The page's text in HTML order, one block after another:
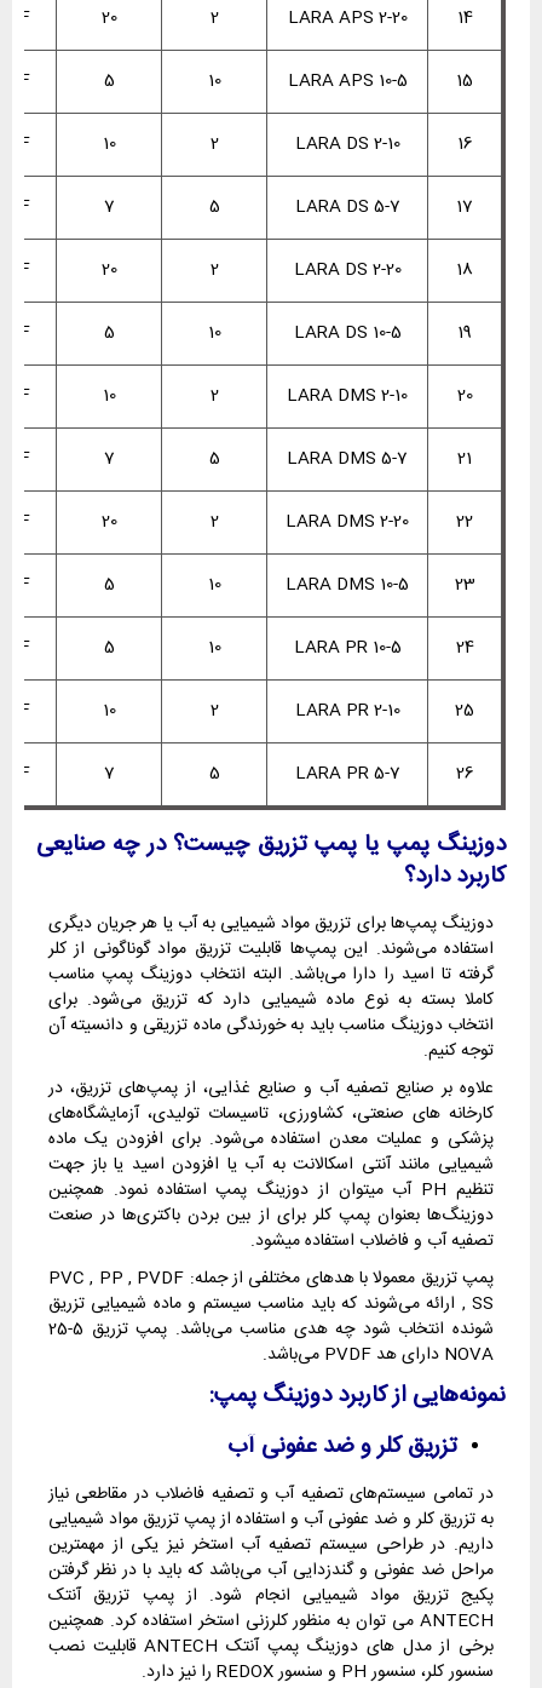
14
LARA APS 2-20
2
20
15
LARA APS 10-5
10
5
16
LARA DS 2-10
2
10
17
LARA DS 5-7
5
7
18
LARA DS 2-20
2
20
19
LARA DS 10-5
10
5
20
LARA DMS 2-10
2
10
21
LARA DMS 5-7
5
7
22
LARA DMS 2-20
2
20
23
LARA DMS 10-5
10
5
24
LARA PR 10-5
10
5
25
LARA PR 2-10
2
10
26
LARA PR 5-7
5
7
دوزینگ پمپ یا پمپ تزریق چیست؟ در چه صنایعی
کاربرد دارد؟
دوزینگ پمپ‌ها برای تزریق مواد شیمیایی به آب یا هر جریان دیگری
استفاده می‌شوند. این پمپ‌ها قابلیت تزریق مواد گوناگونی از کلر
گرفته تا اسید را دارا می‌باشد. البته انتخاب دوزینگ پمپ مناسب
کاملا بسته به نوع ماده شیمیایی دارد که تزریق می‌شود. برای
انتخاب دوزینگ مناسب باید به خورندگی ماده تزریقی و دانسیته آن
توجه کنیم.
علاوه بر صنایع تصفیه آب و صنایع غذایی، از پمپ‌های تزریق، در
کارخانه های صنعتی، کشاورزی، تاسیسات تولیدی، آزمایشگاه‌های
پزشکی و عملیات معدن استفاده می‌شود. برای افزودن یک ماده
شیمیایی مانند آنتی اسکالانت به آب یا افزودن اسید یا باز جهت
تنظیم PH آب میتوان از دوزینگ پمپ استفاده نمود. همچنین
دوزینگ‌ها بعنوان پمپ کلر برای از بین بردن باکتری‌ها در صنعت
تصفیه آب و فاضلاب استفاده میشود.
پمپ تزریق معمولا با هدهای مختلفی از جمله: PVC , PP , PVDF
, SS ارائه می‌شوند که باید مناسب سیستم و ماده شیمیایی تزریق
شونده انتخاب شود چه هدی مناسب می‌باشد. پمپ تزریق 5-25
NOVA دارای هد PVDF می‌باشد.
نمونه‌هایی از کاربرد دوزینگ پمپ:
تزریق کلر و ضد عفونی آب
در تمامی سیستم‌های تصفیه آب و تصفیه فاضلاب در مقاطعی نیاز
به تزریق کلر و ضد عفونی آب و استفاده از پمپ تزریق مواد شیمیایی
داریم. در طراحی سیستم تصفیه آب استخر نیز یکی از مهمترین
مراحل ضد عفونی و گندزدایی آب می‌باشد که باید با در نظر گرفتن
پکیج تزریق مواد شیمیایی انجام شود. از پمپ تزریق آنتک
ANTECH می توان به منظور کلرزنی استخر استفاده کرد. همچنین
برخی از مدل های دوزینگ پمپ آنتک ANTECH قابلیت نصب
سنسور کلر، سنسور PH و سنسور REDOX را نیز دارد.